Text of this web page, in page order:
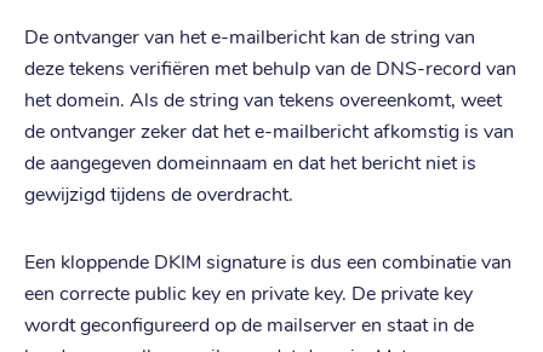
De ontvanger van het e-mailbericht kan de string van
deze tekens verifiëren met behulp van de DNS-record van
het domein. Als de string van tekens overeenkomt, weet
de ontvanger zeker dat het e-mailbericht afkomstig is van
de aangegeven domeinnaam en dat het bericht niet is
gewijzigd tijdens de overdracht.
Een kloppende DKIM signature is dus een combinatie van
een correcte public key en private key. De private key
wordt geconfigureerd op de mailserver en staat in de